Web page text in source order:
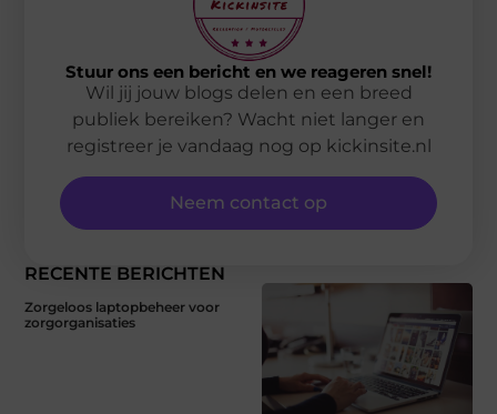
RECENTE BERICHTEN
Zorgeloos laptopbeheer voor
zorgorganisaties
Stuur ons een bericht en we reageren snel!
Wil jij jouw blogs delen en een breed
publiek bereiken? Wacht niet langer en
registreer je vandaag nog op kickinsite.nl
Neem contact op